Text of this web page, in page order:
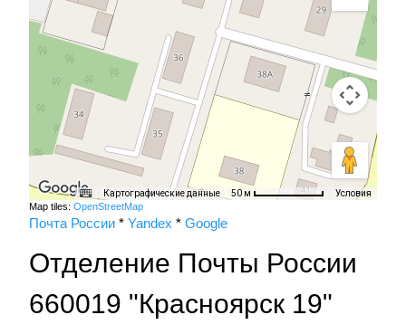
Картографические данные 50 м Условия
Map tiles: OpenStreetMap
Почта России * Yandex * Google
Отделение Почты России
660019 "Красноярск 19"